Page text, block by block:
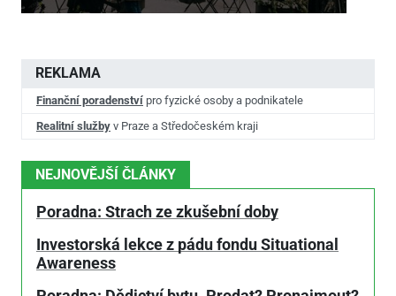
REKLAMA
Finanční poradenství pro fyzické osoby a podnikatele
Realitní služby v Praze a Středočeském kraji
NEJNOVĚJŠÍ ČLÁNKY
Poradna: Strach ze zkušební doby
Investorská lekce z pádu fondu Situational
Awareness